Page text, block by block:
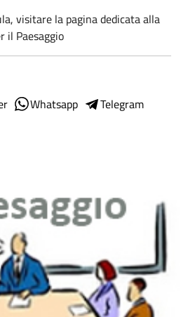
visitare la pagina dedicata alla
il Paesaggio
Whatsapp
Telegram